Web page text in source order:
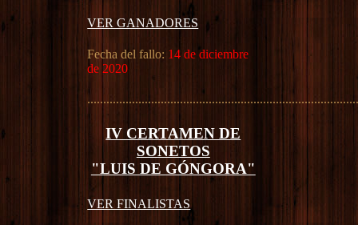
VER GANADORES
Fecha del fallo: 14 de diciembre
de 2020
IV CERTAMEN DE
SONETOS
"LUIS DE GÓNGORA"
VER FINALISTAS